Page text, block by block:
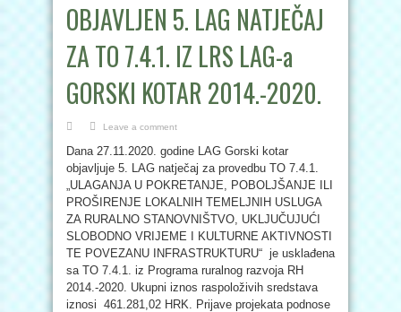
OBJAVLJEN 5. LAG NATJEČAJ
ZA TO 7.4.1. IZ LRS LAG-a
GORSKI KOTAR 2014.-2020.
Leave a comment
Dana 27.11.2020. godine LAG Gorski kotar
objavljuje 5. LAG natječaj za provedbu TO 7.4.1.
„ULAGANJA U POKRETANJE, POBOLJŠANJE ILI
PROŠIRENJE LOKALNIH TEMELJNIH USLUGA
ZA RURALNO STANOVNIŠTVO, UKLJUČUJUĆI
SLOBODNO VRIJEME I KULTURNE AKTIVNOSTI
TE POVEZANU INFRASTRUKTURU“ je usklađena
sa TO 7.4.1. iz Programa ruralnog razvoja RH
2014.-2020. Ukupni iznos raspoloživih sredstava
iznosi 461.281,02 HRK. Prijave projekata podnose